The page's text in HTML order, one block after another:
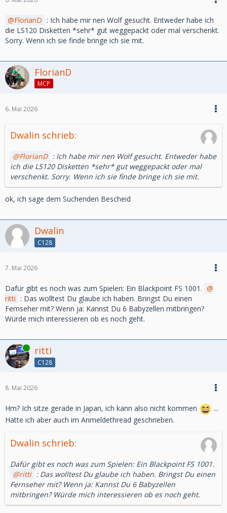
FlorianD : Ich habe mir nen Wolf gesucht. Entweder habe ich
die LS120 Disketten *sehr* gut weggepackt oder mal verschenkt.
Sorry. Wenn ich sie finde bringe ich sie mit.
FlorianD
MCP
6. Mai 2026
Dwalin schrieb:
FlorianD : Ich habe mir nen Wolf gesucht. Entweder habe
ich die LS120 Disketten *sehr* gut weggepackt oder mal
verschenkt. Sorry. Wenn ich sie finde bringe ich sie mit.
ok, ich sage dem Suchenden Bescheid
Dwalin
C128
7. Mai 2026
Dafür gibt es noch was zum Spielen: Ein Blackpoint FS 1001.
ritti : Das wolltest Du glaube ich haben. Bringst Du einen
Fernseher mit? Wenn ja: Kannst Du 6 Babyzellen mitbringen?
Würde mich interessieren ob es noch geht.
Online ritti
C128
8. Mai 2026
Hm? Ich sitze gerade in Japan, ich kann also nicht kommen
...
Hatte ich aber auch im Anmeldethread geschrieben.
Dwalin schrieb:
Dafür gibt es noch was zum Spielen: Ein Blackpoint FS 1001.
ritti : Das wolltest Du glaube ich haben. Bringst Du einen
Fernseher mit? Wenn ja: Kannst Du 6 Babyzellen
mitbringen? Würde mich interessieren ob es noch geht.